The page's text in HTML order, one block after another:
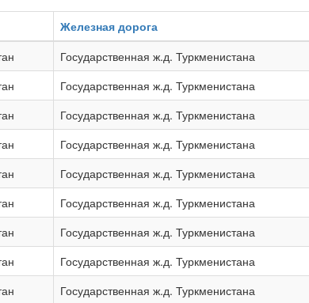
Железная дорога
Государственная ж.д. Туркменистана
Государственная ж.д. Туркменистана
Государственная ж.д. Туркменистана
Государственная ж.д. Туркменистана
Государственная ж.д. Туркменистана
Государственная ж.д. Туркменистана
Государственная ж.д. Туркменистана
Государственная ж.д. Туркменистана
Государственная ж.д. Туркменистана